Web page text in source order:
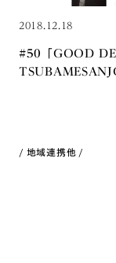
2018.12.18
#50「GOOD
地域連携他